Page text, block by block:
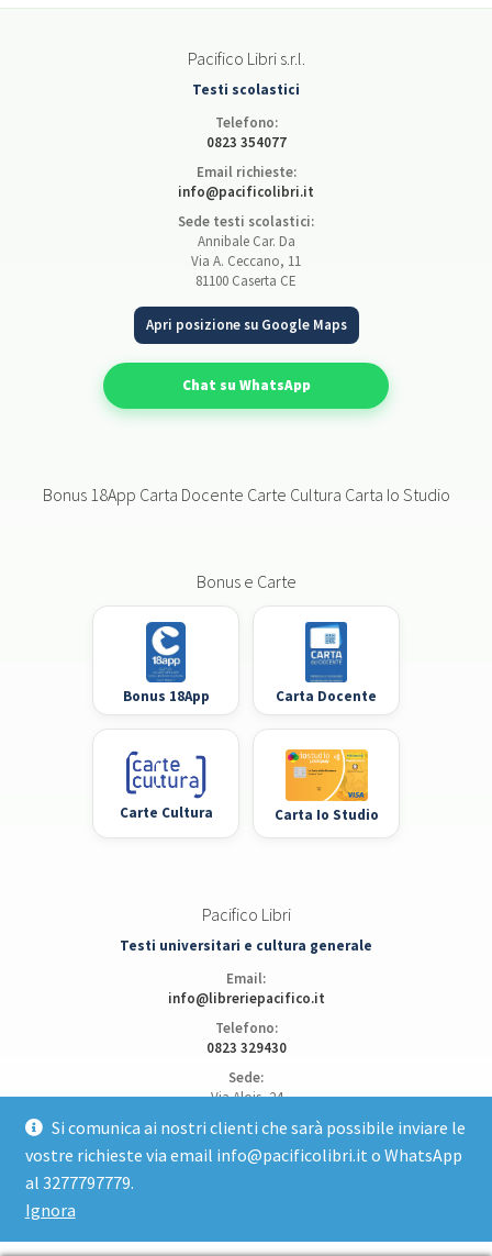
Si comunica ai nostri clienti che sarà possibile inviare le
vostre richieste via email info@pacificolibri.it o WhatsApp
al 3277797779.
Ignora
Pacifico Libri s.r.l.
Testi scolastici
Telefono:
0823 354077
Email richieste:
info@pacificolibri.it
Sede testi scolastici:
Annibale Car. Da
Via A. Ceccano, 11
81100 Caserta CE
Apri posizione su Google Maps
Chat su WhatsApp
Bonus 18App Carta Docente Carte Cultura Carta Io Studio
Bonus e Carte
Bonus 18App Carta Docente
Carte Cultura Carta Io Studio
Pacifico Libri
Testi universitari e cultura generale
Email:
info@libreriepacifico.it
Telefono:
0823 329430
Sede:
Via Alois, 24
81100 Caserta
Apri posizione su Google Maps